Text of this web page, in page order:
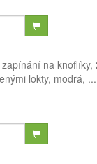
na knoflíky,
lokty, modrá, ...